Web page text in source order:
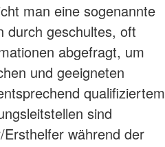
man eine sogenannte
durch geschultes, oft
abgefragt, um
und geeigneten
qualifiziertem
sind
während der